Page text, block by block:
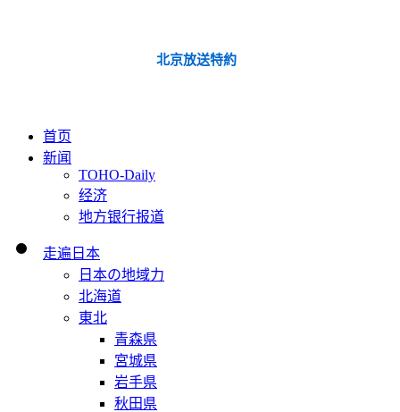
北京放送特約
首页
新闻
TOHO-Daily
经济
地方银行报道
走遍日本
日本の地域力
北海道
東北
青森県
宮城県
岩手県
秋田県